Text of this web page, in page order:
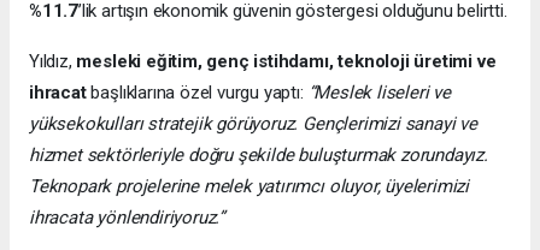
%11.7’lik artışın ekonomik güvenin göstergesi olduğunu belirtti.
Yıldız, mesleki eğitim, genç istihdamı, teknoloji üretimi ve
ihracatbaşlıklarına özel vurgu yaptı: “Meslek liseleri ve
yüksekokulları stratejik görüyoruz. Gençlerimizi sanayi ve
hizmet sektörleriyle doğru şekilde buluşturmak zorundayız.
Teknopark projelerine melek yatırımcı oluyor, üyelerimizi
ihracata yönlendiriyoruz.”